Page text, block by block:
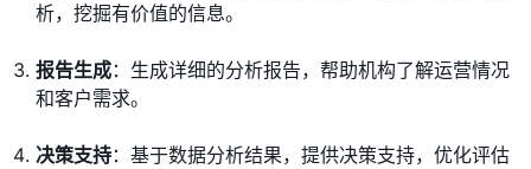
析，挖掘有价值的信息。
报告生成：生成详细的分析报告，帮助机构了解运营情况
和客户需求。
决策支持：基于数据分析结果，提供决策支持，优化评估